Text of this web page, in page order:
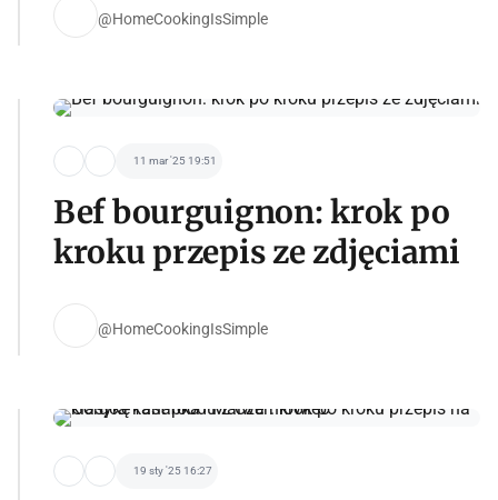
@HomeCookingIsSimple
11 mar '25 19:51
Bef bourguignon: krok po
kroku przepis ze zdjęciami
@HomeCookingIsSimple
19 sty '25 16:27